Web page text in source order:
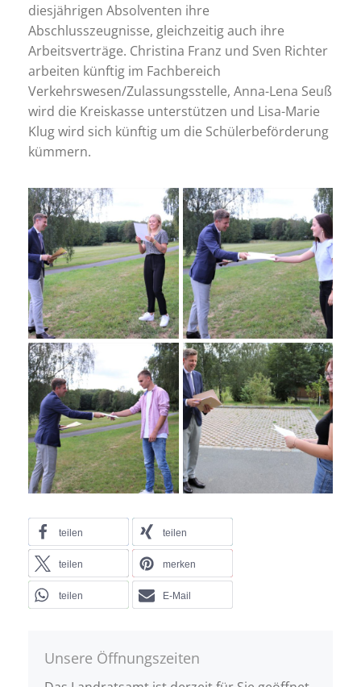
diesjährigen Absolventen ihre
Abschlusszeugnisse, gleichzeitig auch ihre
Arbeitsverträge. Christina Franz und Sven Richter
arbeiten künftig im Fachbereich
Verkehrswesen/Zulassungsstelle, Anna-Lena Seuß
wird die Kreiskasse unterstützen und Lisa-Marie
Klug wird sich künftig um die Schülerbeförderung
kümmern.
teilen teilen
teilen merken
teilen E-Mail
Unsere Öffnungszeiten